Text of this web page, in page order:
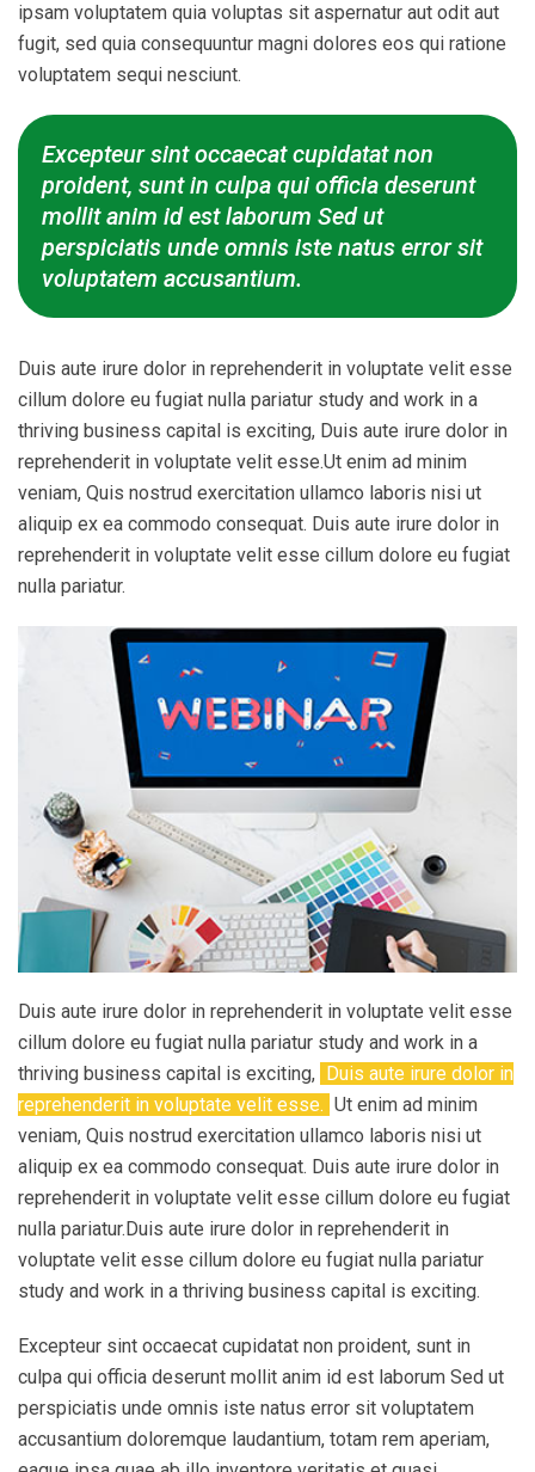
ipsam voluptatem quia voluptas sit aspernatur aut odit aut
fugit, sed quia consequuntur magni dolores eos qui ratione
voluptatem sequi nesciunt.
Excepteur sint occaecat cupidatat non
proident, sunt in culpa qui officia deserunt
mollit anim id est laborum Sed ut
perspiciatis unde omnis iste natus error sit
voluptatem accusantium.
Duis aute irure dolor in reprehenderit in voluptate velit esse
cillum dolore eu fugiat nulla pariatur study and work in a
thriving business capital is exciting, Duis aute irure dolor in
reprehenderit in voluptate velit esse.Ut enim ad minim
veniam, Quis nostrud exercitation ullamco laboris nisi ut
aliquip ex ea commodo consequat. Duis aute irure dolor in
reprehenderit in voluptate velit esse cillum dolore eu fugiat
nulla pariatur.
Duis aute irure dolor in reprehenderit in voluptate velit esse
cillum dolore eu fugiat nulla pariatur study and work in a
thriving business capital is exciting,
Duis aute irure dolor in
reprehenderit in voluptate velit esse. Ut enim ad minim
veniam, Quis nostrud exercitation ullamco laboris nisi ut
aliquip ex ea commodo consequat. Duis aute irure dolor in
reprehenderit in voluptate velit esse cillum dolore eu fugiat
nulla pariatur.Duis aute irure dolor in reprehenderit in
voluptate velit esse cillum dolore eu fugiat nulla pariatur
study and work in a thriving business capital is exciting.
Excepteur sint occaecat cupidatat non proident, sunt in
culpa qui officia deserunt mollit anim id est laborum Sed ut
perspiciatis unde omnis iste natus error sit voluptatem
accusantium doloremque laudantium, totam rem aperiam,